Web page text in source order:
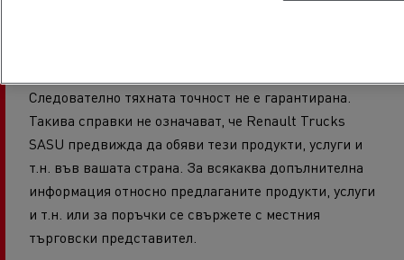
Следователно тяхната точност не е гарантирана.
Такива справки не означават, че Renault Trucks
SASU предвижда да обяви тези продукти, услуги и
т.н. във вашата страна. За всякаква допълнителна
информация относно предлаганите продукти, услуги
и т.н. или за поръчки се свържете с местния
търговски представител.